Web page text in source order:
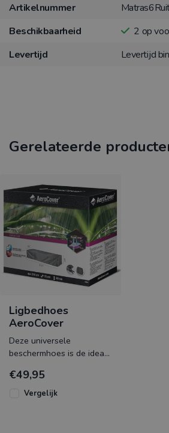
Artikelnummer
Beschikbaarheid
2 op
Levertijd
Levertijd
Gerelateerde
Ligbedhoes
AeroCover
Deze universele
beschermhoes is de ideale
bescherming van de
ligbedden. Een luchtdoor
€49,95
Vergelijk